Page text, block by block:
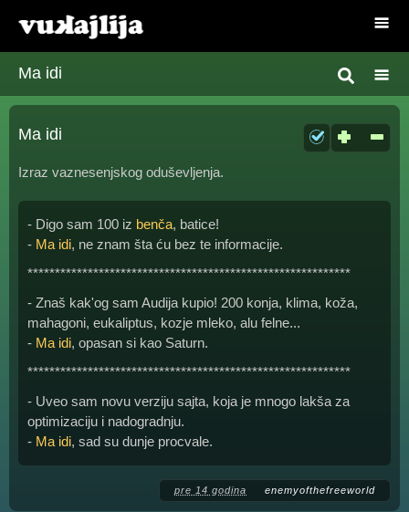
Ma idi
Ma idi
Izraz vaznesenjskog oduševljenja.
- Digo sam 100 iz benča, batice!
- Ma idi, ne znam šta ću bez te informacije.
***********************************************************
- Znaš kak'og sam Audija kupio! 200 konja, klima, koža,
mahagoni, eukaliptus, kozje mleko, alu felne...
- Ma idi, opasan si kao Saturn.
***********************************************************
- Uveo sam novu verziju sajta, koja je mnogo lakša za
optimizaciju i nadogradnju.
- Ma idi, sad su dunje procvale.
pre 14 godina enemyofthefreeworld